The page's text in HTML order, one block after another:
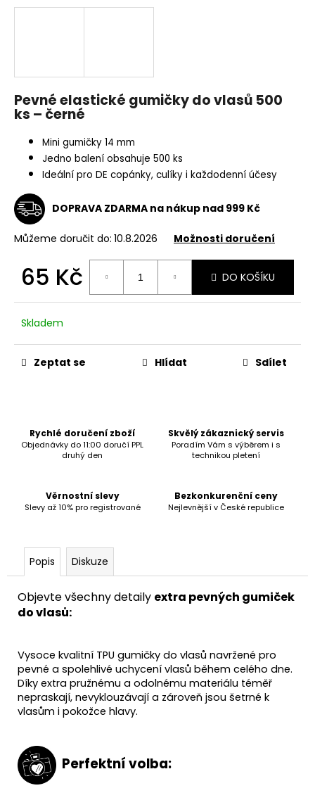
Pevné elastické gumičky do vlasů 500
ks – černé
Mini gumičky 14 mm
Jedno balení obsahuje 500 ks
Ideální pro DE copánky, culíky i každodenní účesy
DOPRAVA ZDARMA na nákup nad 999 Kč
Můžeme doručit do: 10.8.2026 Možnosti doručení
65 Kč DO KOŠÍKU
Skladem
Zeptat se Hlídat Sdílet
Rychlé doručení zboží
Objednávky do 11:00 doručí PPL
druhý den
Skvělý zákaznický servis
Poradím Vám s výběrem i s
technikou pletení
Věrnostní slevy
Slevy až 10% pro registrované
Bezkonkurenční ceny
Nejlevnější v České republice
Popis Diskuze
Objevte všechny detaily extra pevných gumiček
do vlasů:
Vysoce kvalitní TPU gumičky do vlasů navržené pro
pevné a spolehlivé uchycení vlasů během celého dne.
Díky extra pružnému a odolnému materiálu téměř
nepraskají, nevyklouzávají a zároveň jsou šetrné k
vlasům i pokožce hlavy.
Perfektní volba:
t
?
HLEDAT
D
o
o
u
č
u
j
e